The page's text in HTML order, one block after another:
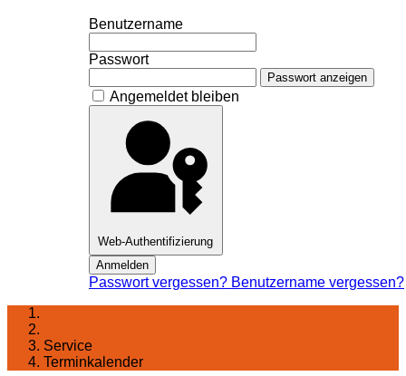
Benutzername
Passwort
Passwort anzeigen
Angemeldet bleiben
Web-Authentifizierung
Anmelden
Passwort vergessen? Benutzername vergessen?
Service
Terminkalender